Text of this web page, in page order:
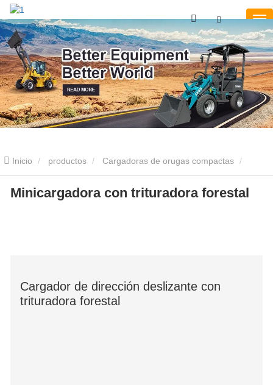
Inicio productos Cargadoras de orugas compactas
Minicargadora con trituradora forestal
Minicargadora con trituradora forestal
Cargador de dirección deslizante con
trituradora forestal